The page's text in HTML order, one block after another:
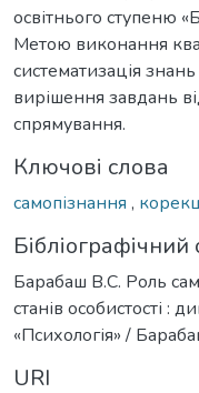
освітнього ступеню
Метою виконання
систематизація
вирішення завдань
спрямування.
Ключові слова
самопізнання ,
Бібліографічний
Барабаш В.С. Роль
станів особистості :
«Психологія» /
URI